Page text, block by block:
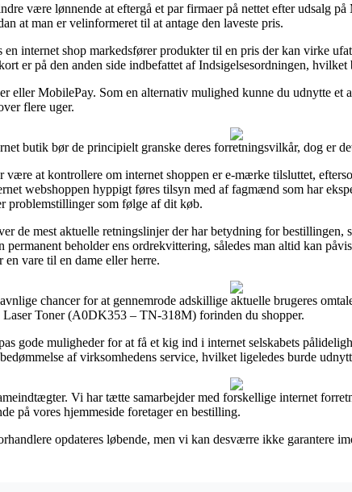
være lønnende at eftergå et par firmaer på nettet efter udsalg
at man er velinformeret til at antage den laveste pris.
en internet shop markedsfører produkter til en pris der kan virke
er på den anden side indbefattet af Indsigelsesordningen,
eller MobilePay. Som en alternativ mulighed kunne du udnytte et
flere uger.
butik bør de principielt granske deres forretningsvilkår, dog er
at kontrollere om internet shoppen er e-mærke tilsluttet,
webshoppen hyppigt føres tilsyn med af fagmænd som har
problemstillinger som følge af dit køb.
de mest aktuelle retningslinjer der har betydning for
permanent beholder ens ordrekvittering, således man altid kan
vare til en dame eller herre.
chancer for at gennemrode adskillige aktuelle brugeres
Laser Toner (A0DK353 – TN-318M) forinden du shopper.
gode muligheder for at få et kig ind i internet selskabets
af virksomhedens service, hvilket ligeledes burde
Vi har tætte samarbejder med forskellige internet
på vores hjemmeside foretager en bestilling.
opdateres løbende, men vi kan desværre ikke garantere